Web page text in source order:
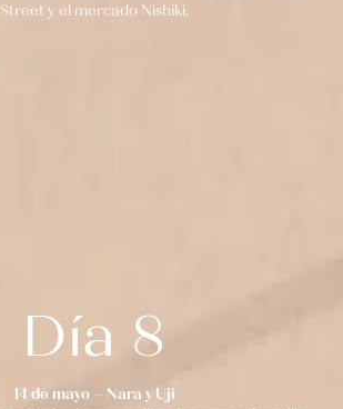
Street y el mercado Nishiki.
Día 8
14 de mayo – Nara y Uji